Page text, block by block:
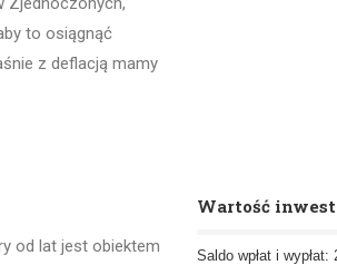
to osiągnąć
z deflacją mamy
od lat jest obiektem
Wartość
Saldo wpłat i wypłat: